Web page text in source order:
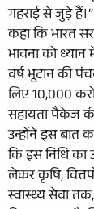
गहराई से जुड़े
कहा कि भारत
भावना को
वर्ष भूटान की
लिए 10,000
सहायता पैकेज
उन्होंने इस बात
कि इस निधि
लेकर कृषि,
स्वास्थ्य सेवा तक,